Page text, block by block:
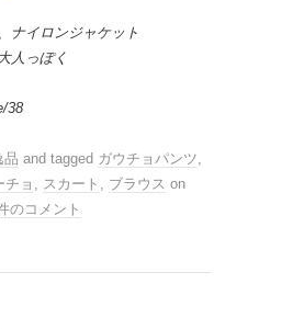
ナイロンジャケット
人っぽく
38
品 and tagged ガウチョパンツ,
チョ , スカート , ブラウス on
のコメント